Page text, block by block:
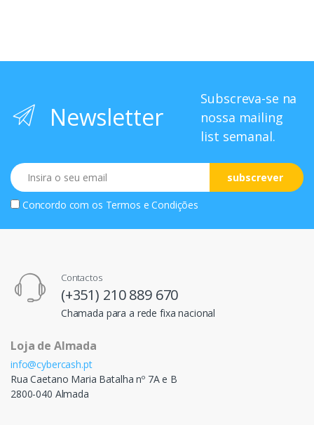
Newsletter
Subscreva-se na
nossa mailing
list semanal.
Email
subscrever
Concordo com os Termos e Condições
Contactos
(+351) 210 889 670
Chamada para a rede fixa nacional
Loja de Almada
info@cybercash.pt
Rua Caetano Maria Batalha nº 7A e B
2800-040 Almada